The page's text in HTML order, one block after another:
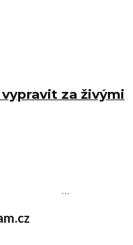
vypravit za živými
...